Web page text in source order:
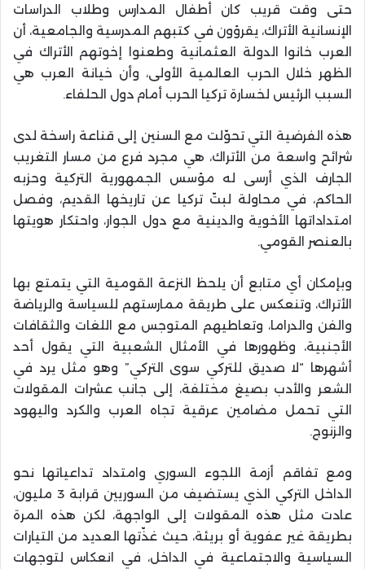
حتى وقت قريب كان أطفال المدارس وطلاب الدراسات
الإنسانية الأتراك، يقرؤون في كتبهم المدرسية والجامعية، أن
العرب خانوا الدولة العثمانية وطعنوا إخوتهم الأتراك في
الظهر خلال الحرب العالمية الأولى، وأن خيانة العرب هي
السبب الرئيس لخسارة تركيا الحرب أمام دول الحلفاء.
هذه الفرضية التي تحوّلت مع السنين إلى قناعة راسخة لدى
شرائح واسعة من الأتراك، هي مجرد فرع من مسار التغريب
الجارف الذي أرسى له مؤسس الجمهورية التركية وحزبه
الحاكم، في محاولة لبتّ تركيا عن تاريخها القديم، وفصل
امتداداتها الأخوية والدينية مع دول الجوار، واحتكار هويتها
بالعنصر القومي.
وبإمكان أي متابع أن يلحظ النزعة القومية التي يتمتع بها
الأتراك، وتنعكس على طريقة ممارستهم للسياسة والرياضة
والفن والدراما، وتعاطيهم المتوجس مع اللغات والثقافات
الأجنبية، وظهورها في الأمثال الشعبية التي يقول أحد
أشهرها “لا صديق للتركي سوى التركي” وهو مثل يرد في
الشعر والأدب بصيغ مختلفة، إلى جانب عشرات المقولات
التي تحمل مضامين عرقية تجاه العرب والكرد واليهود
والزنوج.
ومع تفاقم أزمة اللجوء السوري وامتداد تداعياتها نحو
الداخل التركي الذي يستضيف من السوريين قرابة 3 مليون،
عادت مثل هذه المقولات إلى الواجهة، لكن هذه المرة
بطريقة غير عفوية أو بريئة، حيث غذّتها العديد من التيارات
السياسية والاجتماعية في الداخل، في انعكاس لتوجهات